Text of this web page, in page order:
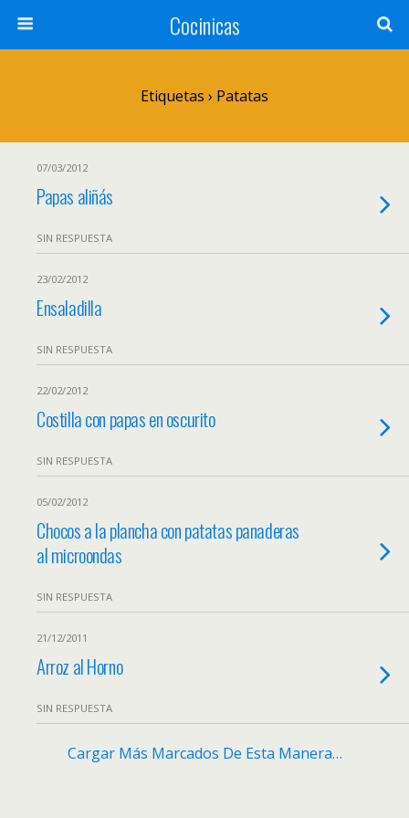
Cocinicas
Etiquetas › Patatas
07/03/2012
Papas aliñás
SIN RESPUESTA
23/02/2012
Ensaladilla
SIN RESPUESTA
22/02/2012
Costilla con papas en oscurito
SIN RESPUESTA
05/02/2012
Chocos a la plancha con patatas panaderas
al microondas
SIN RESPUESTA
21/12/2011
Arroz al Horno
SIN RESPUESTA
Cargar Más Marcados De Esta Manera…